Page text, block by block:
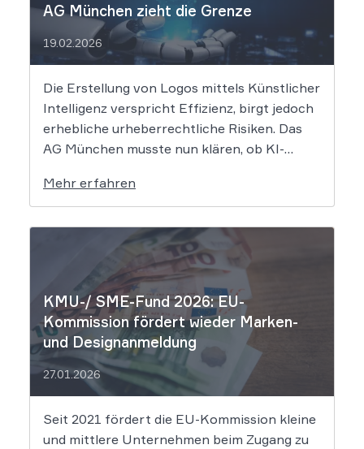
AG München zieht die Grenze
19.02.2026
Die Erstellung von Logos mittels Künstlicher
Intelligenz verspricht Effizienz, birgt jedoch
erhebliche urheberrechtliche Risiken. Das
AG München musste nun klären, ob KI-
Schöpfungsgrad erreichen, um rechtlichen
Schutz gegen Nachahmung zu genießen. Die
Entscheidung verdeutlicht, dass der bloße
Einsatz von Algorithmen ohne menschliche
Prägung den Schutzraum des […]
Mehr erfahren
KMU-/ SME-Fund 2026: EU-
Kommission fördert wieder Marken-
und Designanmeldung
27.01.2026
Seit 2021 fördert die EU-Kommission kleine
und mittlere Unternehmen beim Zugang zu